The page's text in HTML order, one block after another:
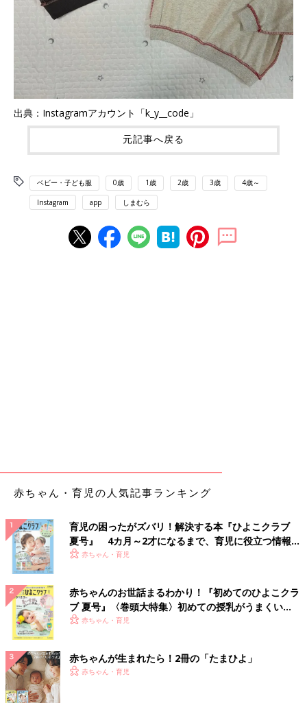
出典：Instagramアカウント「k_y__code」
元記事へ戻る
ベビー・子ども服 0歳 1歳 2歳 3歳 4歳～
Instagram app しまむら
赤ちゃん・育児の人気記事ランキング
育児の困ったがズバリ！解決する本『ひよこクラブ
夏号』 4カ月～2才になるまで、育児に役立つ情報が
いっぱい！
赤ちゃん・育児
赤ちゃんのお世話まるわかり！『初めてのひよこクラ
ブ 夏号』〈巻頭大特集〉初めての授乳がうまくい
く！ おっぱい・ミルクの基本と夏のトラブル 解決テ
赤ちゃん・育児
赤ちゃんが生まれたら！2冊の「たまひよ」
赤ちゃん・育児